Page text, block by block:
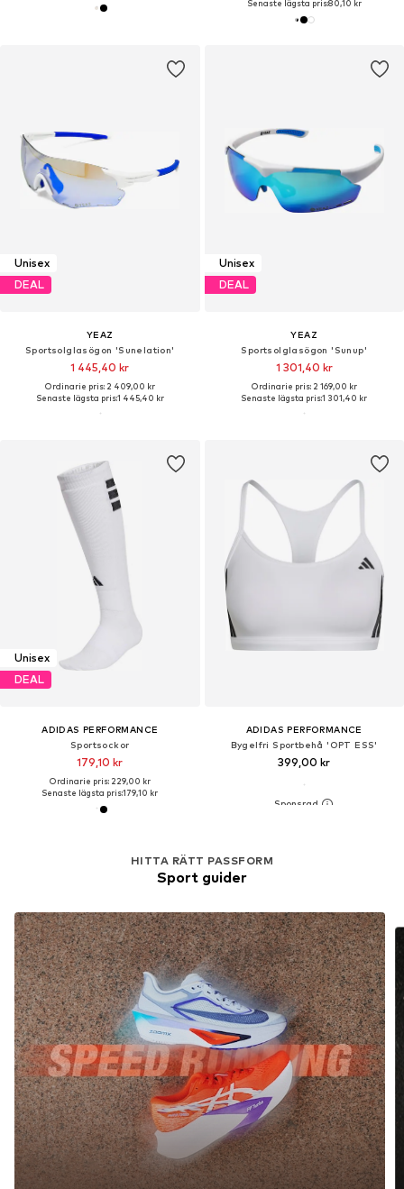
Senaste lägsta pris:80,10 kr
Unisex
DEAL
YEAZ
Sportsolglasögon 'Sunelation'
1 445,40 kr
Ordinarie pris: 2 409,00 kr
Senaste lägsta pris:1 445,40 kr
Unisex
DEAL
YEAZ
Sportsolglasögon 'Sunup'
1 301,40 kr
Ordinarie pris: 2 169,00 kr
Senaste lägsta pris:1 301,40 kr
Unisex
DEAL
ADIDAS PERFORMANCE
Sportsockor
179,10 kr
Ordinarie pris: 229,00 kr
Senaste lägsta pris:179,10 kr
ADIDAS PERFORMANCE
Bygelfri Sportbehå 'OPT ESS'
399,00 kr
HITTA RÄTT PASSFORM
Sport guider